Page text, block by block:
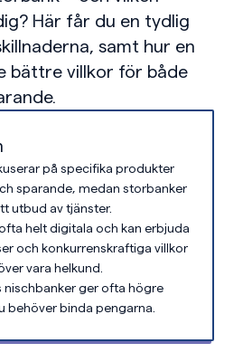
Här får du en tydlig
samt hur en
bättre villkor för både
på specifika produkter
sparande, medan storbanker
utbud av tjänster.
helt digitala och kan erbjuda
och konkurrenskraftiga villkor
vara helkund.
nischbanker ger ofta högre
behöver binda pengarna.